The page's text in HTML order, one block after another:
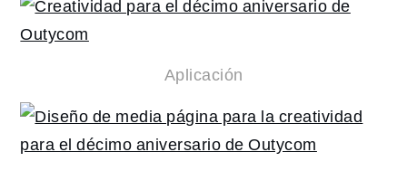
Aplicación